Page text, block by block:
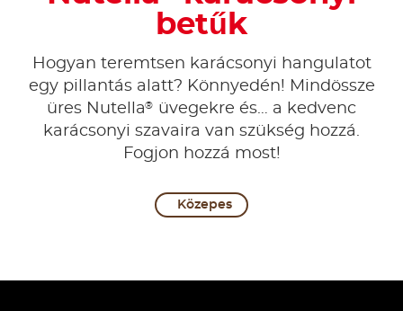
betűk
Hogyan teremtsen karácsonyi hangulatot
egy pillantás alatt? Könnyedén! Mindössze
üres Nutella®
üvegekre és… a kedvenc
karácsonyi szavaira van szükség hozzá.
Fogjon hozzá most!
Közepes